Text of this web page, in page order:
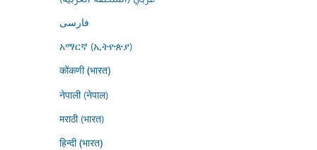
فارسى
አማርኛ (ኢትዮጵያ)
कोंकणी (भारत)
नेपाली (नेपाल)
मराठी (भारत)
हिन्दी (भारत)